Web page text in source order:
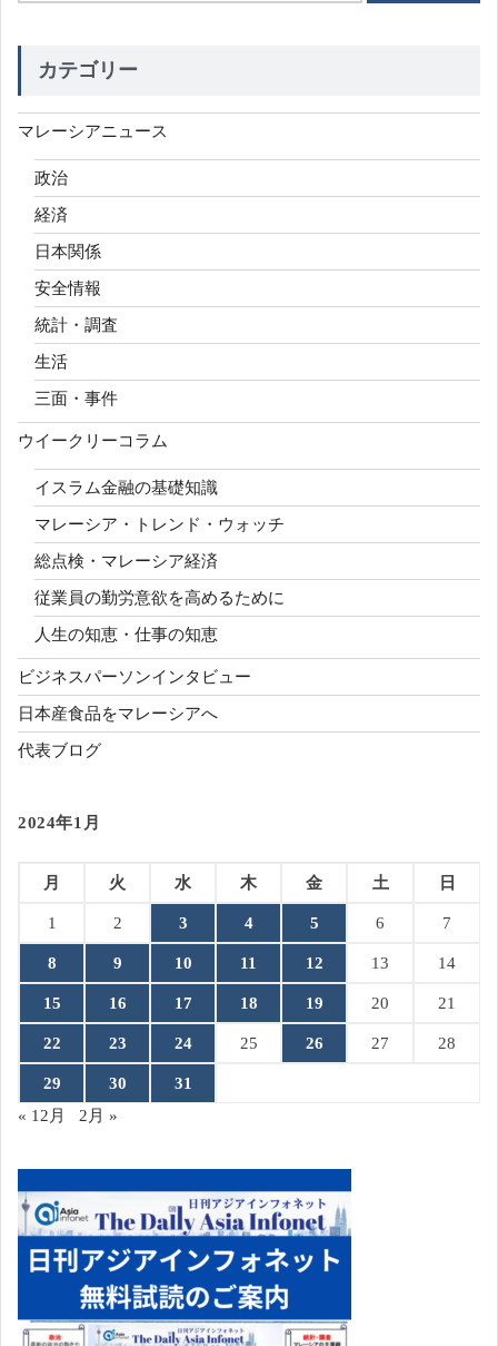
カテゴリー
マレーシアニュース
政治
経済
日本関係
安全情報
統計・調査
生活
三面・事件
ウイークリーコラム
イスラム金融の基礎知識
マレーシア・トレンド・ウォッチ
総点検・マレーシア経済
従業員の勤労意欲を高めるために
人生の知恵・仕事の知恵
ビジネスパーソンインタビュー
日本産食品をマレーシアへ
代表ブログ
2024年1月
月 火 水 木 金 土 日
1 2 3 4 5 6 7
8 9 10 11 12 13 14
15 16 17 18 19 20 21
22 23 24 25 26 27 28
29 30
31
« 12月
2月 »